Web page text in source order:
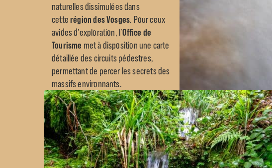
naturelles dissimulées dans
cetterégion des Vosges. Pour ceux
avides d’exploration, l’Office de
Tourisme met à disposition une carte
détaillée des circuits pédestres,
permettant de percer les secrets des
massifs environnants.